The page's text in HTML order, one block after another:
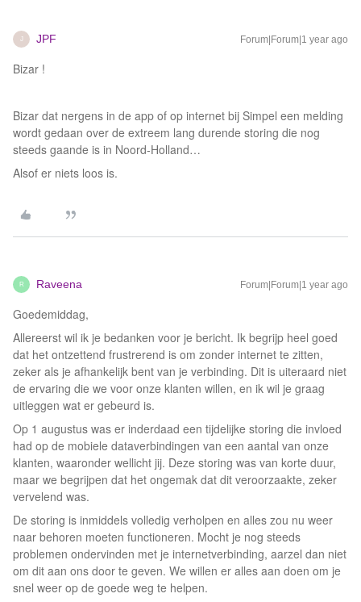
J JPF Forum|Forum|1 year ago
Bizar !
Bizar dat nergens in de app of op internet bij Simpel een melding
wordt gedaan over de extreem lang durende storing die nog
steeds gaande is in Noord-Holland…
Alsof er niets loos is.
R Raveena Forum|Forum|1 year ago
Goedemiddag,
Allereerst wil ik je bedanken voor je bericht. Ik begrijp heel goed
dat het ontzettend frustrerend is om zonder internet te zitten,
zeker als je afhankelijk bent van je verbinding. Dit is uiteraard niet
de ervaring die we voor onze klanten willen, en ik wil je graag
uitleggen wat er gebeurd is.
Op 1 augustus was er inderdaad een tijdelijke storing die invloed
had op de mobiele dataverbindingen van een aantal van onze
klanten, waaronder wellicht jij. Deze storing was van korte duur,
maar we begrijpen dat het ongemak dat dit veroorzaakte, zeker
vervelend was.
De storing is inmiddels volledig verholpen en alles zou nu weer
naar behoren moeten functioneren. Mocht je nog steeds
problemen ondervinden met je internetverbinding, aarzel dan niet
om dit aan ons door te geven. We willen er alles aan doen om je
snel weer op de goede weg te helpen.